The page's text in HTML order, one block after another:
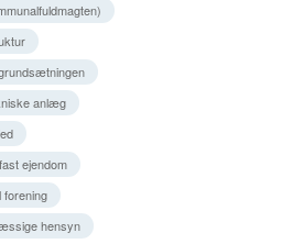
anlæg
ejendom
forening
hensyn